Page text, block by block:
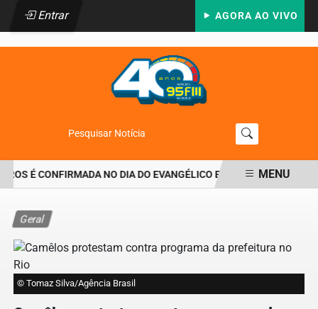
Entrar AGORA AO VIVO
Pesquisar Notícia
É CONFIRMADA NO DIA DO EVANGÉLICO EM JEQUIÉ EMENU
Geral
© Tomaz Silva/Agência Brasil